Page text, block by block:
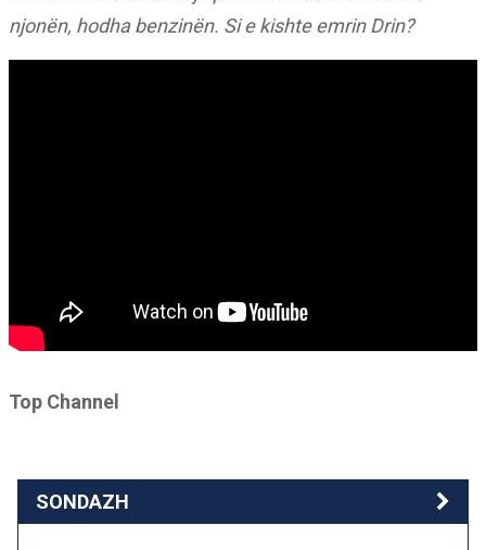
njonën, hodha benzinën. Si e kishte emrin Drin?
Top Channel
SONDAZH